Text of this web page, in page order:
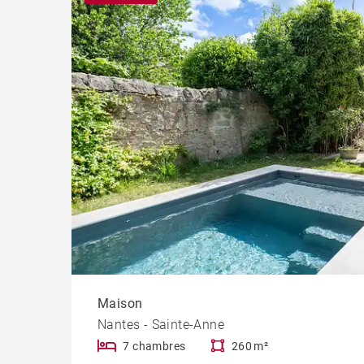
Maison
Nantes - Sainte-Anne
7 chambres 260 m²